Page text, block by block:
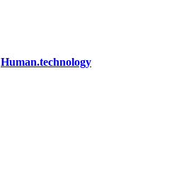
Human.technology